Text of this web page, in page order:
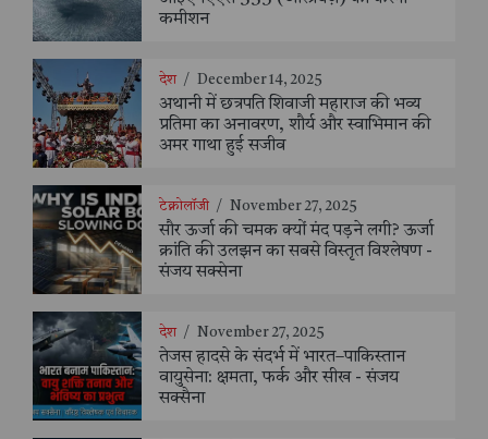
कमीशन
देश / December 14, 2025
अथानी में छत्रपति शिवाजी महाराज की भव्य
प्रतिमा का अनावरण, शौर्य और स्वाभिमान की
अमर गाथा हुई सजीव
टेक्नोलॉजी / November 27, 2025
सौर ऊर्जा की चमक क्यों मंद पड़ने लगी? ऊर्जा
क्रांति की उलझन का सबसे विस्तृत विश्लेषण -
संजय सक्सेना
देश / November 27, 2025
तेजस हादसे के संदर्भ में भारत–पाकिस्तान
वायुसेना: क्षमता, फर्क और सीख - संजय
सक्सैना